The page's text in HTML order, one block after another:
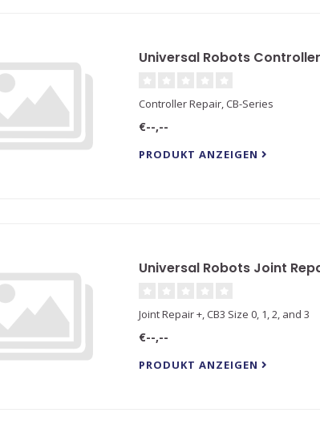
Universal Robots
Controller Repair, CB-Series
€--,--
PRODUKT ANZEIGEN
Universal Robots Joint
Joint Repair +, CB3 Size 0, 1, 2, and 3
€--,--
PRODUKT ANZEIGEN